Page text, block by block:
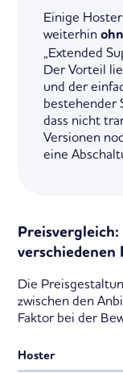
Einige
weiterhin
„Extended
Der Vorteil
und der
bestehender
dass nicht
Versionen
eine
verschiedenen
Die
zwischen den
Faktor bei der
Hoster